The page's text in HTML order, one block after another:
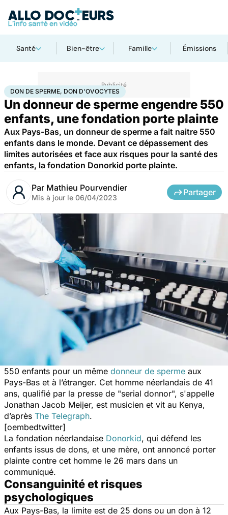
Santé Bien-être Famille Émissions
AccueilSantéSociétéJusticeDon de sperme, don d'ovocytes
DON DE SPERME, DON D'OVOCYTES
Un donneur de sperme engendre 550
enfants, une fondation porte plainte
Aux Pays-Bas, un donneur de sperme a fait naitre 550
enfants dans le monde. Devant ce dépassement des
limites autorisées et face aux risques pour la santé des
enfants, la fondation Donorkid porte plainte.
Par Mathieu Pourvendier
Mis à jour le 06/04/2023
Partager
550 enfants pour un même donneur de sperme aux
Pays-Bas et à l’étranger. Cet homme néerlandais de 41
ans, qualifié par la presse de "serial donnor", s'appelle
Jonathan Jacob Meijer, est musicien et vit au Kenya,
d’après The Telegraph.
[oembedtwitter]
La fondation néerlandaise Donorkid, qui défend les
enfants issus de dons, et une mère, ont annoncé porter
plainte contre cet homme le 26 mars dans un
communiqué.
Consanguinité et risques
psychologiques
Aux Pays-Bas, la limite est de 25 dons ou un don à 12